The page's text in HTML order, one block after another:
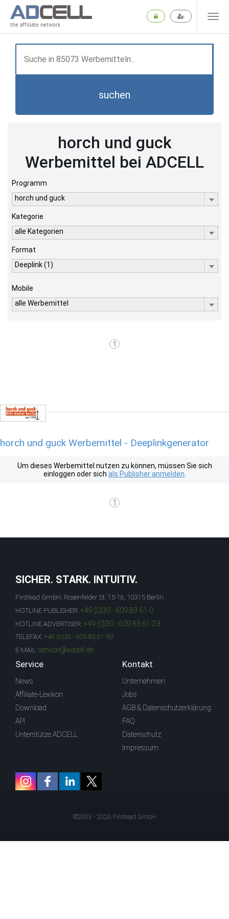
the affiliate network
suchen
horch und guck
Werbemittel bei ADCELL
Programm
horch und guck
Kategorie
alle Kategorien
Format
Deeplink (1)
Mobile
alle Werbemittel
1
horch und guck Werbemittel - Deeplinkgenerator
Um dieses Werbemittel nutzen zu können, müssen Sie sich
einloggen oder sich als Publisher anmelden
1
SICHER. STARK. INTUITIV.
Firstlead GmbH, Rosenfelder St. 15-16, 10315 Berlin
HOTLINE PUBLISHER: +49 (0)30 - 609 83 61-0
HOTLINE ADVERTISER: +49 (0)30 - 609 83 61-23
TELEFAX: +49 (0)30 - 609 83 61-99
E-MAIL: service@adcell.de
Service
News
Affiliate-Lexikon
Download
API
Unterstütze ADCELL
Kontakt
Unternehmen
Jobs
AGB & Datenschutzerklärung
FAQ
Datenschutz
Impressum
©2003 - 2026 Firstlead GmbH